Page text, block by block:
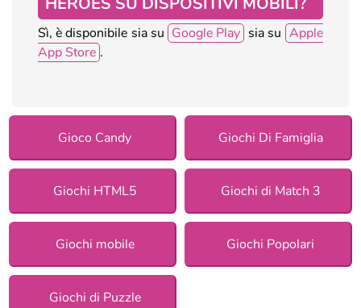
Sì, è disponibile sia su Google Play sia su Apple
App Store .
Gioco Candy Giochi Di Famiglia
Giochi HTML5 Giochi di Match 3
Giochi mobile Giochi Popolari
Giochi di Puzzle